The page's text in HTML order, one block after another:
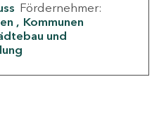
Fördernehmer:
Kommunen
und